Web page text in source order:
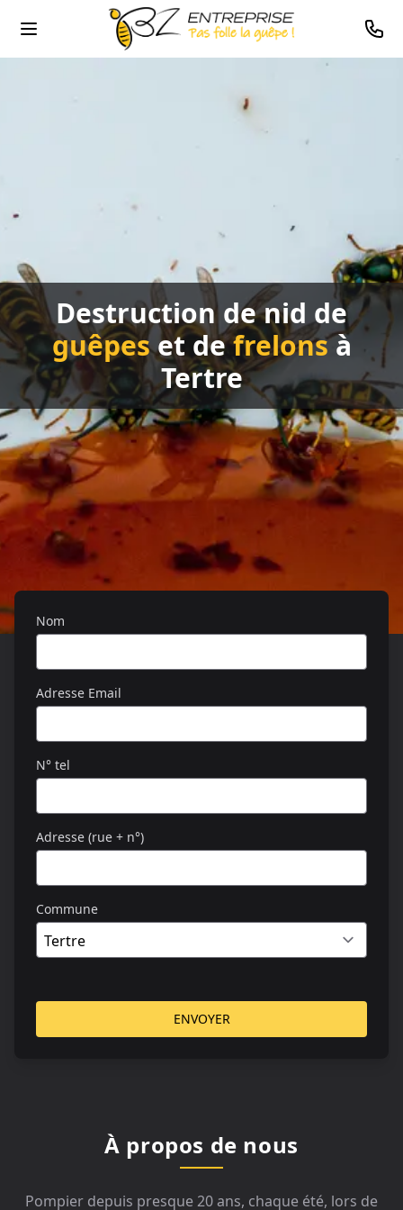
Destruction de nid de
guêpeset defrelonsà
Tertre
Nom
Adresse Email
N° tel
Adresse (rue + n°)
Commune
ENVOYER
À propos de nous
Pompier depuis presque 20 ans, chaque été, lors de